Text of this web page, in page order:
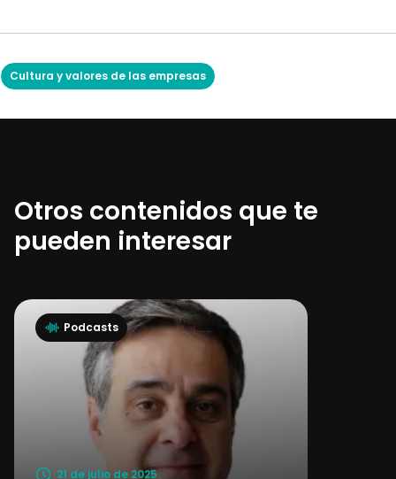
Cultura y valores de las empresas
Otros contenidos que te
pueden interesar
Podcasts
21 de julio de 2025